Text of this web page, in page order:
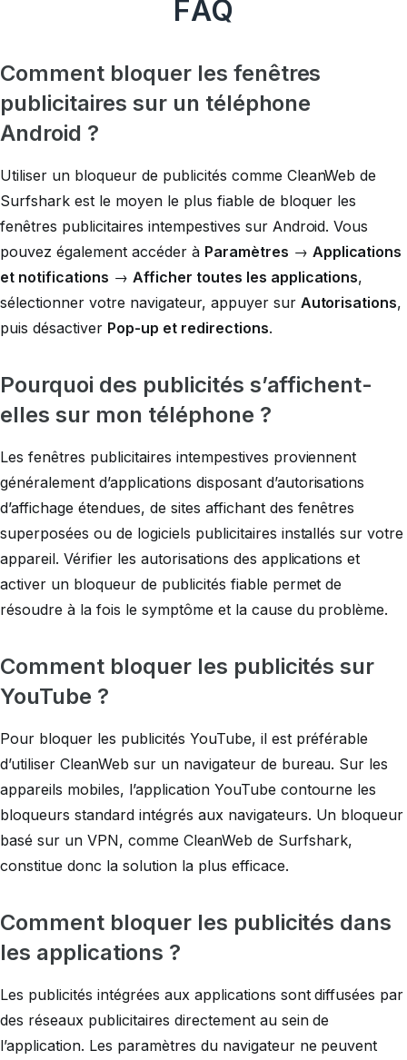
FAQ
Comment bloquer les fenêtres
publicitaires sur un téléphone
Android ?
Utiliser un bloqueur de publicités comme CleanWeb de
Surfshark est le moyen le plus fiable de bloquer les
fenêtres publicitaires intempestives sur Android. Vous
pouvez également accéder à Paramètres → Applications
et notifications → Afficher toutes les applications,
sélectionner votre navigateur, appuyer sur Autorisations,
puis désactiver Pop-up et redirections.
Pourquoi des publicités s’affichent-
elles sur mon téléphone ?
Les fenêtres publicitaires intempestives proviennent
généralement d’applications disposant d’autorisations
d’affichage étendues, de sites affichant des fenêtres
superposées ou de logiciels publicitaires installés sur votre
appareil. Vérifier les autorisations des applications et
activer un bloqueur de publicités fiable permet de
résoudre à la fois le symptôme et la cause du problème.
Comment bloquer les publicités sur
YouTube ?
Pour bloquer les publicités YouTube, il est préférable
d’utiliser CleanWeb sur un navigateur de bureau. Sur les
appareils mobiles, l’application YouTube contourne les
bloqueurs standard intégrés aux navigateurs. Un bloqueur
basé sur un VPN, comme CleanWeb de Surfshark,
constitue donc la solution la plus efficace.
Comment bloquer les publicités dans
les applications ?
Les publicités intégrées aux applications sont diffusées par
des réseaux publicitaires directement au sein de
l’application. Les paramètres du navigateur ne peuvent